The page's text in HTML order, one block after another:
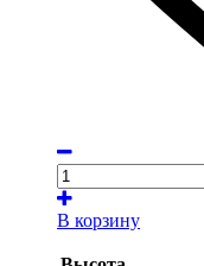
В корзину